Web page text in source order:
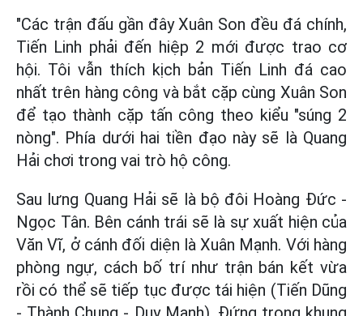
"Các trận đấu gần đây Xuân Son đều đá chính,
Tiến Linh phải đến hiệp 2 mới được trao cơ
hội. Tôi vẫn thích kịch bản Tiến Linh đá cao
nhất trên hàng công và bắt cặp cùng Xuân Son
để tạo thành cặp tấn công theo kiểu "súng 2
nòng". Phía dưới hai tiền đạo này sẽ là Quang
Hải chơi trong vai trò hộ công.
Sau lưng Quang Hải sẽ là bộ đôi Hoàng Đức -
Ngọc Tân. Bên cánh trái sẽ là sự xuất hiện của
Văn Vĩ, ở cánh đối diện là Xuân Mạnh. Với hàng
phòng ngự, cách bố trí như trận bán kết vừa
rồi có thể sẽ tiếp tục được tái hiện (Tiến Dũng